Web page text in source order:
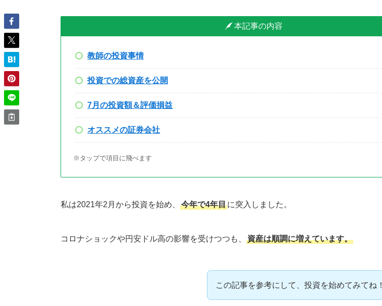
本記事の内容
教師の投資事情
投資での総資産を公開
7月の投資額＆評価損益
オススメの証券会社
※タップで項目に飛べます
私は2021年2月から投資を始め、 今年で4年目に突入しました。
コロナショックや円安ドル高の影響を受けつつも、 資産は順調に増えています。
この記事を参考にして、投資を始めてみてね！